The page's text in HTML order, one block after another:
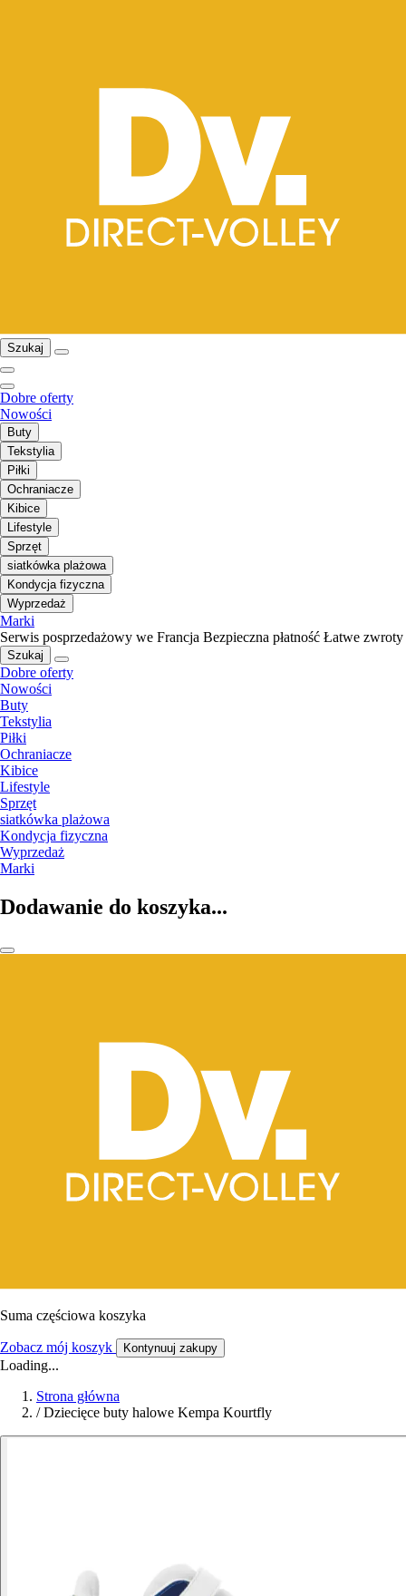
Szukaj
Dobre oferty
Nowości
Buty
Tekstylia
Piłki
Ochraniacze
Kibice
Lifestyle
Sprzęt
siatkówka plażowa
Kondycja fizyczna
Wyprzedaż
Marki
Serwis posprzedażowy we Francja Bezpieczna płatność Łatwe zwroty
Szukaj
Dobre oferty
Nowości
Buty
Tekstylia
Piłki
Ochraniacze
Kibice
Lifestyle
Sprzęt
siatkówka plażowa
Kondycja fizyczna
Wyprzedaż
Marki
Dodawanie do koszyka...
Suma częściowa koszyka
Zobacz mój koszyk Kontynuuj zakupy
Loading...
Strona główna
/ Dziecięce buty halowe Kempa Kourtfly